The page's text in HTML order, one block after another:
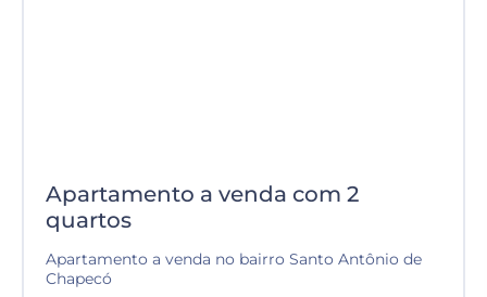
Apartamento a venda com 2
quartos
Apartamento a venda no bairro Santo Antônio de
Chapecó